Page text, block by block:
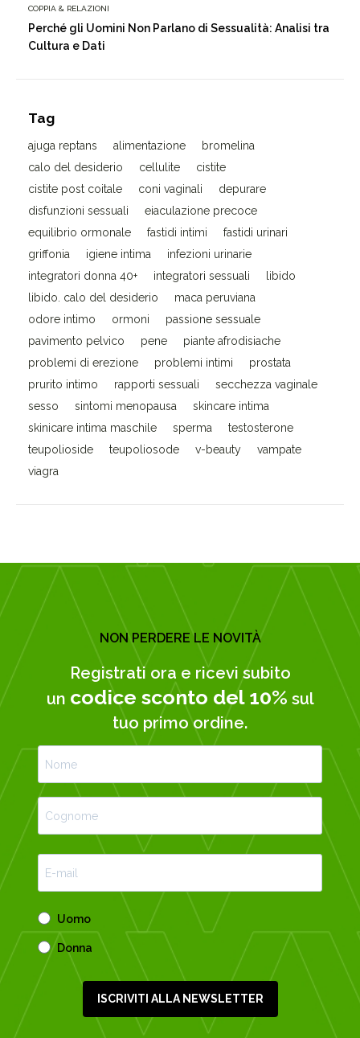
COPPIA & RELAZIONI
Perché gli Uomini Non Parlano di Sessualità: Analisi tra
Cultura e Dati
Tag
ajuga reptans alimentazione
bromelina
calo del desiderio
cellulite
cistite
cistite post coitale
coni vaginali
depurare
disfunzioni sessuali
eiaculazione precoce
equilibrio ormonale
fastidi intimi
fastidi urinari
griffonia
igiene intima
infezioni urinarie
integratori donna 40+
integratori sessuali
libido
libido. calo del desiderio
maca peruviana
odore intimo
ormoni
passione sessuale
pavimento pelvico
pene
piante afrodisiache
problemi di erezione
problemi intimi
prostata
prurito intimo
rapporti sessuali
secchezza vaginale
sesso
sintomi menopausa
skincare intima
skinicare intima maschile
sperma
testosterone
teupolioside
teupoliosode v-beauty
vampate
viagra
NON PERDERE LE NOVITÀ
Registrati ora e ricevi subito
un codice sconto del 10% sul
tuo primo ordine.
Uomo
Donna
ISCRIVITI ALLA NEWSLETTER